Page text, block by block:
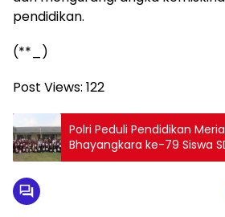
pendidikan.
(**_)
Post Views: 122
Polri Peduli Pendidikan
Bhayangkara ke-79 Siswa
kelas Jauh Gunung Botol.